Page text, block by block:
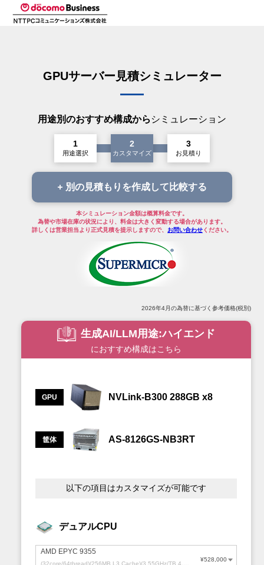
GPUサーバー見積シミュレーター
用途別のおすすめ構成から シミュレーション
用途選択 カスタマイズ お見積り
別の見積もりを作成して比較する
本シミュレーション金額は概算料金です。
為替や市場在庫の状況により、料金は大きく変動する場合があります。
詳しくは営業担当より正式見積を提示しますので、 お問い合わせください。
2026年4月の為替に基づく参考価格(税別)
生成AI/LLM用途 ハイエンド
におすすめ構成はこちら
GPU NVLink-B300 288GB x8
筐体 AS-8126GS-NB3RT
以下の項目はカスタマイズが可能です
デュアルCPU
AMD EPYC 9355
¥528,000